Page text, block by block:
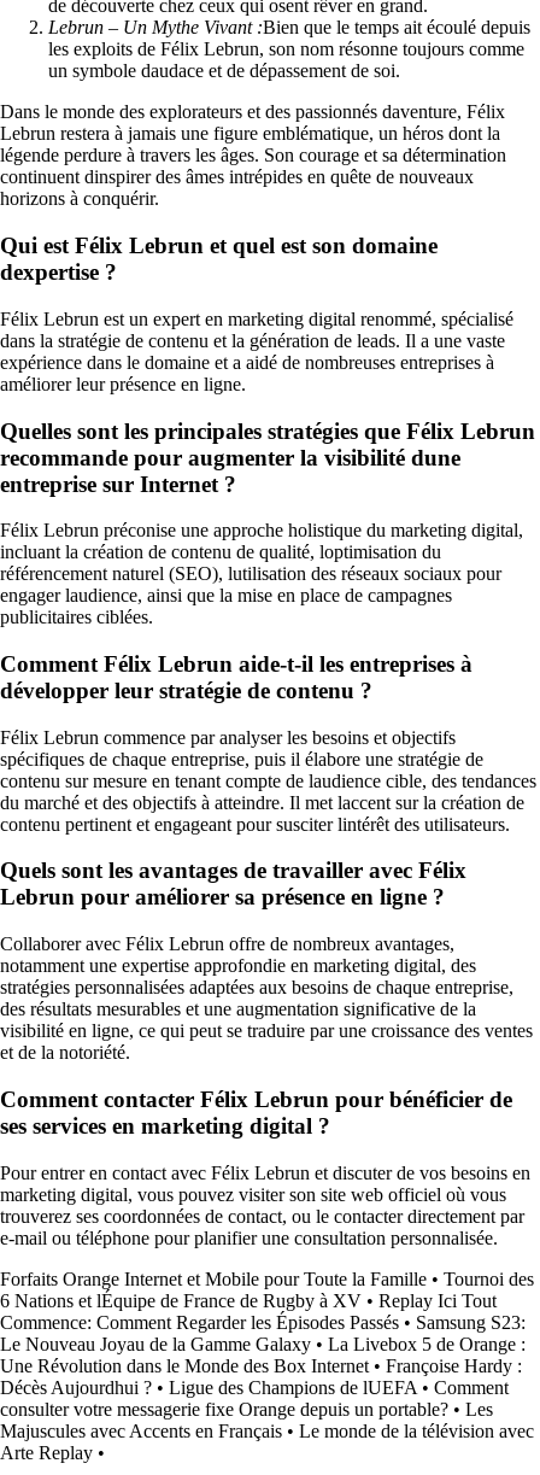
de découverte chez ceux qui osent rêver en grand.
Lebrun – Un Mythe Vivant :Bien que le temps ait écoulé depuis
les exploits de Félix Lebrun, son nom résonne toujours comme
un symbole daudace et de dépassement de soi.
Dans le monde des explorateurs et des passionnés daventure, Félix
Lebrun restera à jamais une figure emblématique, un héros dont la
légende perdure à travers les âges. Son courage et sa détermination
continuent dinspirer des âmes intrépides en quête de nouveaux
horizons à conquérir.
Qui est Félix Lebrun et quel est son domaine
dexpertise ?
Félix Lebrun est un expert en marketing digital renommé, spécialisé
dans la stratégie de contenu et la génération de leads. Il a une vaste
expérience dans le domaine et a aidé de nombreuses entreprises à
améliorer leur présence en ligne.
Quelles sont les principales stratégies que Félix Lebrun
recommande pour augmenter la visibilité dune
entreprise sur Internet ?
Félix Lebrun préconise une approche holistique du marketing digital,
incluant la création de contenu de qualité, loptimisation du
référencement naturel (SEO), lutilisation des réseaux sociaux pour
engager laudience, ainsi que la mise en place de campagnes
publicitaires ciblées.
Comment Félix Lebrun aide-t-il les entreprises à
développer leur stratégie de contenu ?
Félix Lebrun commence par analyser les besoins et objectifs
spécifiques de chaque entreprise, puis il élabore une stratégie de
contenu sur mesure en tenant compte de laudience cible, des tendances
du marché et des objectifs à atteindre. Il met laccent sur la création de
contenu pertinent et engageant pour susciter lintérêt des utilisateurs.
Quels sont les avantages de travailler avec Félix
Lebrun pour améliorer sa présence en ligne ?
Collaborer avec Félix Lebrun offre de nombreux avantages,
notamment une expertise approfondie en marketing digital, des
stratégies personnalisées adaptées aux besoins de chaque entreprise,
des résultats mesurables et une augmentation significative de la
visibilité en ligne, ce qui peut se traduire par une croissance des ventes
et de la notoriété.
Comment contacter Félix Lebrun pour bénéficier de
ses services en marketing digital ?
Pour entrer en contact avec Félix Lebrun et discuter de vos besoins en
marketing digital, vous pouvez visiter son site web officiel où vous
trouverez ses coordonnées de contact, ou le contacter directement par
e-mail ou téléphone pour planifier une consultation personnalisée.
Forfaits Orange Internet et Mobile pour Toute la Famille • Tournoi des
6 Nations et lÉquipe de France de Rugby à XV • Replay Ici Tout
Commence: Comment Regarder les Épisodes Passés • Samsung S23:
Le Nouveau Joyau de la Gamme Galaxy • La Livebox 5 de Orange :
Une Révolution dans le Monde des Box Internet • Françoise Hardy :
Décès Aujourdhui ? • Ligue des Champions de lUEFA • Comment
consulter votre messagerie fixe Orange depuis un portable? • Les
Majuscules avec Accents en Français • Le monde de la télévision avec
Arte Replay •